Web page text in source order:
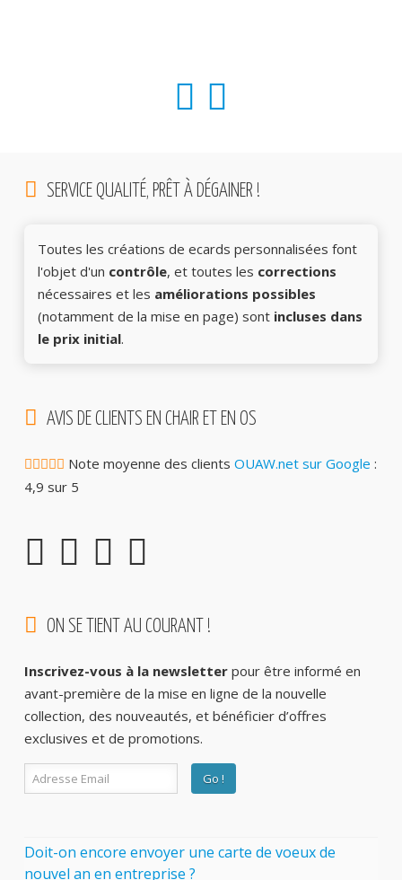
SERVICE QUALITÉ, PRÊT À DÉGAINER !
Toutes les créations de ecards personnalisées font
l'objet d'un contrôle, et toutes les corrections
nécessaires et les améliorations possibles
(notamment de la mise en page) sont incluses dans
le prix initial.
AVIS DE CLIENTS EN CHAIR ET EN OS
Note moyenne des clients OUAW.net sur Google :
4,9 sur 5
ON SE TIENT AU COURANT !
Inscrivez-vous à la newsletterpour être informé en
avant-première de la mise en ligne de la nouvelle
collection, des nouveautés, et bénéficier d’offres
exclusives et de promotions.
Doit-on encore envoyer une carte de voeux de
nouvel an en entreprise ?